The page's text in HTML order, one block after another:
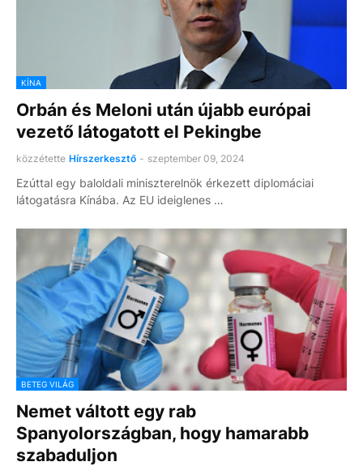
KÍNA
Orbán és Meloni után újabb európai
vezető látogatott el Pekingbe
közzétette Hírszerkesztő - szeptember 09, 2024
Ezúttal egy baloldali miniszterelnök érkezett diplomáciai
látogatásra Kínába. Az EU ideiglenes …
BETEG VILÁG
Nemet váltott egy rab
Spanyolországban, hogy hamarabb
szabaduljon